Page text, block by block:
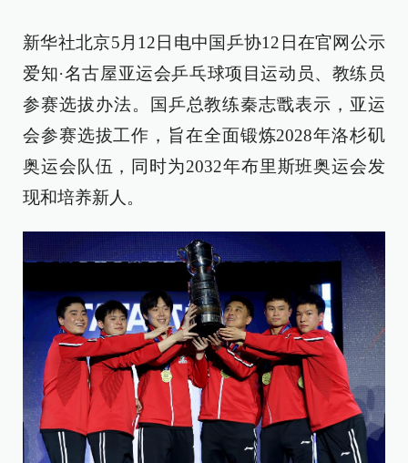
新华社北京5月12日电中国乒协12日在官网公示
爱知·名古屋亚运会乒乓球项目运动员、教练员
参赛选拔办法。国乒总教练秦志戬表示，亚运
会参赛选拔工作，旨在全面锻炼2028年洛杉矶
奥运会队伍，同时为2032年布里斯班奥运会发
现和培养新人。